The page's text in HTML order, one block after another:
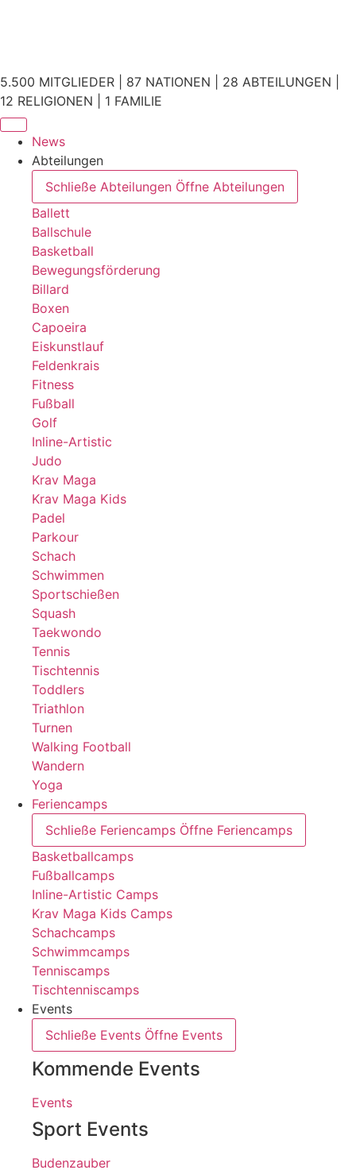
5.500 MITGLIEDER | 87 NATIONEN | 28 ABTEILUNGEN |
12 RELIGIONEN | 1 FAMILIE
News
Abteilungen
Schließe Abteilungen Öffne Abteilungen
Ballett
Ballschule
Basketball
Bewegungsförderung
Billard
Boxen
Capoeira
Eiskunstlauf
Feldenkrais
Fitness
Fußball
Golf
Inline-Artistic
Judo
Krav Maga
Krav Maga Kids
Padel
Parkour
Schach
Schwimmen
Sportschießen
Squash
Taekwondo
Tennis
Tischtennis
Toddlers
Triathlon
Turnen
Walking Football
Wandern
Yoga
Feriencamps
Schließe Feriencamps Öffne Feriencamps
Basketballcamps
Fußballcamps
Inline-Artistic Camps
Krav Maga Kids Camps
Schachcamps
Schwimmcamps
Tenniscamps
Tischtenniscamps
Events
Schließe Events Öffne Events
Kommende Events
Events
Sport Events
Budenzauber